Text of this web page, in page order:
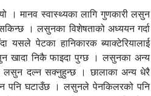
। मानव स्वास्थ्यका लागि गुणकारी लसुन
। लसुनका विशेषताको अध्ययन गर्दा
पेटका हानिकारक ब्याक्टेरियालाई
खादा निकै फाइदा पुग्छ । लसुनका अन्य
लसुन दल्न सक्नुहुन्छ । छालाका अन्य धेरै
पनि घटाउँछ । लसुनले पेनकिलरको पनि